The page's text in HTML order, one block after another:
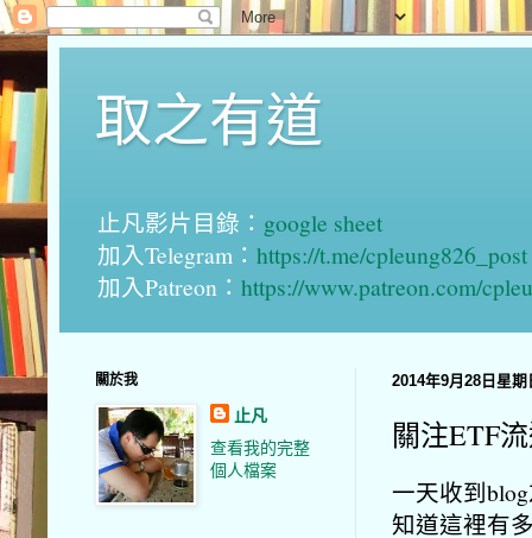
取之有道
止凡影片目錄： google sheet
加入Telegram： https://t.me/cpleung826_post
加入Patreon： https://www.patreon.com/
2014年9月28日星期
關注ETF
一天收到
知道這裡有
關於我
止凡
查看我的完整
個人檔案